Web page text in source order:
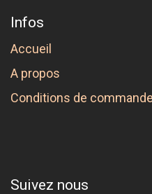
Infos
Accueil
A propos
Conditions de
Suivez nous